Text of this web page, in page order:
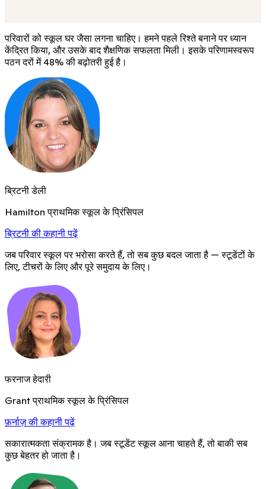
परिवारों को स्कूल घर जैसा लगना चाहिए। हमने पहले रिश्ते बनाने पर ध्यान
केंद्रित किया, और उसके बाद शैक्षणिक सफलता मिली। इसके परिणामस्वरूप
पठन दरों में 48% की बढ़ोतरी हुई है।
ब्रिटनी डेली
Hamilton प्राथमिक स्कूल के प्रिंसिपल
ब्रिटनी की कहानी पढ़ें
जब परिवार स्कूल पर भरोसा करते हैं, तो सब कुछ बदल जाता है — स्टूडेंटों के
लिए, टीचरों के लिए और पूरे समुदाय के लिए।
फरनाज हेदारी
Grant प्राथमिक स्कूल के प्रिंसिपल
फ़र्नाज़ की कहानी पढ़ें
सकारात्मकता संक्रामक है। जब स्टूडेंट स्कूल आना चाहते हैं, तो बाकी सब
कुछ बेहतर हो जाता है।